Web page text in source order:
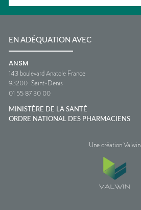
EN ADÉQUATION AVEC
ANSM
143 boulevard Anatole France
93200 Saint-Denis
01 55 87 30 00
MINISTÈRE DE LA SANTÉ
ORDRE NATIONAL DES PHARMACIENS
Une création Valwin